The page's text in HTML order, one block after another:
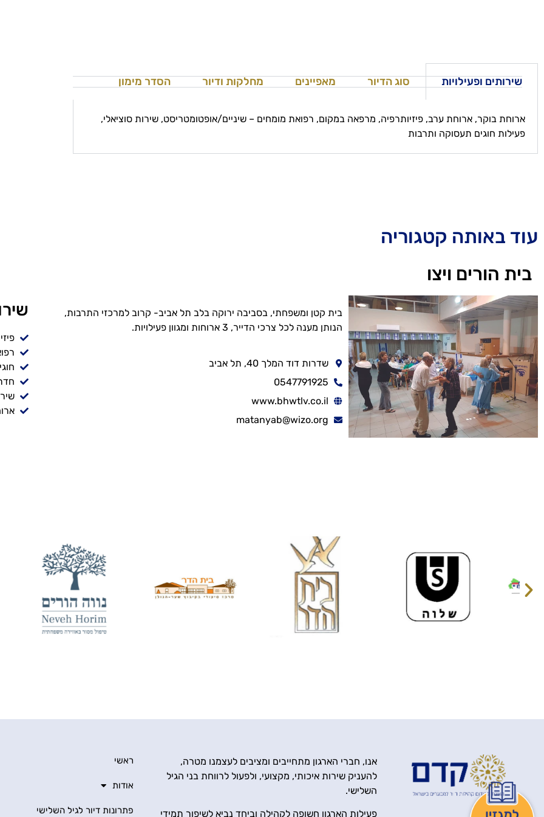
שירותים ופעילויות סוג הדיור מאפיינים מחלקות ודיור הסדר מימון
ארוחת בוקר, ארוחת ערב, פיזיותרפיה, מרפאה במקום, רפואת מומחים – שיניים/אופטומטריסט, שירות סוציאלי,
פעילות חוגים תעסוקה ותרבות
עוד באותה קטגוריה
בית הורים ויצו
בית קטן ומשפחתי, בסביבה ירוקה בלב תל אביב- קרוב למרכזי התרבות,
הנותן מענה לכל צרכי הדייר, 3 ארוחות ומגוון פעילויות.
שדרות דוד המלך 40, תל אביב
0547791925
www.bhwtlv.co.il
matanyab@wizo.org
אנו, חברי הארגון מתחייבים ומציבים לעצמנו מטרה,
להעניק שירות איכותי, מקצועי, ולפעול לרווחת בני הגיל
השלישי.
פעילות הארגון חשופה לקהילה וביחד נביא לשיפור תמידי
ראשי
אודות
פתרונות דיור לגיל השלישי